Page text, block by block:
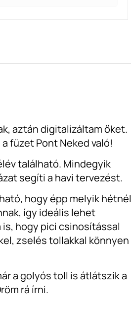
aztán digitalizáltam őket.
füzet Pont Neked való!
található. Mindegyik
segíti a havi tervezést.
hogy épp melyik hétnél
így ideális lehet
hogy pici csinosítással
zselés tollakkal könnyen
a golyós toll is átlátszik a
rá írni.